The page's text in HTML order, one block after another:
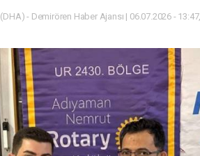
(DHA) - Demirören Haber Ajansı | 06.07.2026 -